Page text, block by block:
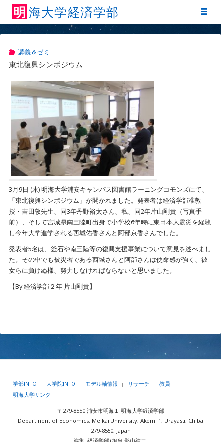
明 海大学経済学部
講義＆ゼミ
東北復興シンポジウム
3月9日 (木) 明海大学浦安キャンパス図書館ラーニングコモンズにて、
「東北復興シンポジウム」が開かれました。発表者は経済学部准教
授・吉田敦先生、同3年丹野裕太さん、私、同2年片山剛貴（写真手
前）、そして宮城県南三陸町出身で小学校6年時に東日本大震災を経験
し今年大学進学される西城佑香さんと阿部京香さんでした。
発表者5名は、釜石や南三陸等の復興支援事業について意見を述べまし
た。その中でも被災者である西城さんと阿部さんは使命感が強く、彼
女らに負けぬ様、努力しなければならないと思いました。
【By 経済学部２年 片山剛貴】
学部INFO | 大学院INFO | モデル軸情報 | リサーチ | 教員 |
明海大学リンク
〒279-8550 浦安市明海１ 明海大学経済学部
Department of Economics, Meikai University, Akemi 1, Urayasu, Chiba
279-8550, Japan
編集: 経済学部 (担当 影山純二)